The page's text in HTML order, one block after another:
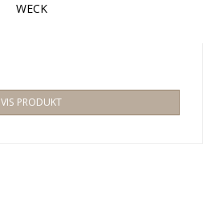
WECK
VIS PRODUKT